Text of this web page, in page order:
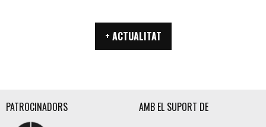
+ ACTUALITAT
PATROCINADORS AMB EL SUPORT DE